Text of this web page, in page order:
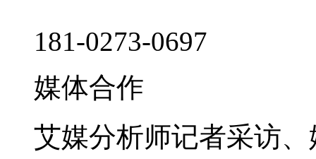
181-0273-0697
媒体合作
艾媒分析师记者采访